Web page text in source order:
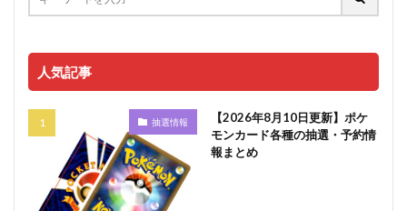
人気記事
抽選情報
【2026年8月10日更新】ポケ
モンカード各種の抽選・予約情
報まとめ